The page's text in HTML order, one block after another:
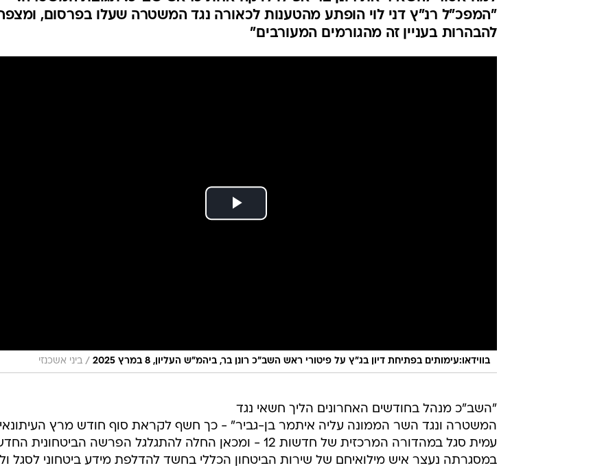
"המפכ"ל רנ"ץ דני לוי הופתע מהטענות לכאורה נגד המשטרה שעלו בפרסום,
להבהרות בעניין זה מהגורמים המעורבים"
בווידאו:עימותים בפתיחת דיון בג"ץ על פיטורי ראש השב"כ רונן בר, ביהמ"ש העליון, 8 במרץ 2025 / ביני אשכנזי
"השב"כ מנהל בחודשים האחרונים הליך חשאי נגד
המשטרה ונגד השר הממונה עליה איתמר בן-גביר" - כך חשף לקראת סוף חודש מרץ העיתונאי
עמית סגל במהדורה המרכזית של חדשות 12 - ומכאן החלה להתגלגל הפרשה הביטחונית
במסגרתה נעצר איש מילואיחם של שירות הביטחון הכללי בחשד להדלפת מידע ביטחוני לסגל